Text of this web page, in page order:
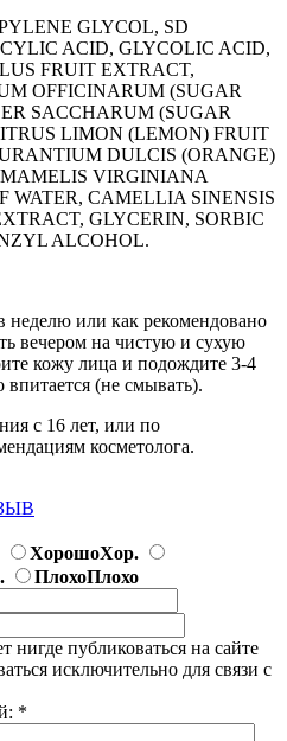
GLYCOL, SD
ACID, GLYCOLIC ACID,
FRUIT EXTRACT,
OFFICINARUM (SUGAR
SACCHARUM (SUGAR
LIMON (LEMON) FRUIT
DULCIS (ORANGE)
VIRGINIANA
WATER, CAMELLIA SINENSIS
GLYCERIN, SORBIC
ALCOHOL.
неделю или как рекомендовано
вечером на чистую и сухую
кожу лица и подождите 3-4
(не смывать).
с 16 лет, или по
косметолога.
ХорошоХор.
ПлохоПлохо
нигде публиковаться на сайте
исключительно для связи с
*